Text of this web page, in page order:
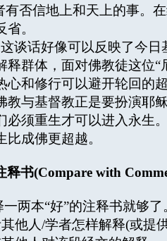
有否信地上和天上的事。
。
谈话好像可以反映了今日
释群体，面对佛教徒这位
心和修行可以避开轮回的
教与基督教正是要扮演耶
必须重生才可以进入永生
比成佛更超越。
释书(Compare with
两本“好”的注释书就够了
他人/学者怎样解释(或提